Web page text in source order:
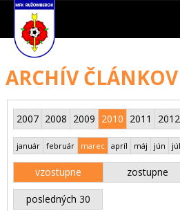
ARCHÍV ČLÁNKOV
2007 2008 2009 2010 2011 2012
január február marec apríl máj jún júl
vzostupne zostupne
posledných 30